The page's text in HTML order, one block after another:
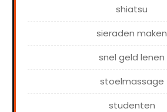
shiatsu
sieraden maken
snel geld lenen
stoelmassage
studenten